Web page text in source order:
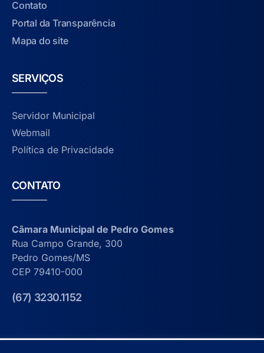
Contato
Portal da Transparência
Mapa do site
SERVIÇOS
Servidor Municipal
Webmail
Política de Privacidade
CONTATO
Câmara Municipal de Pedro Gomes
Rua Campo Grande, 300
Pedro Gomes/MS
CEP 79410-000
(67) 3230.1152